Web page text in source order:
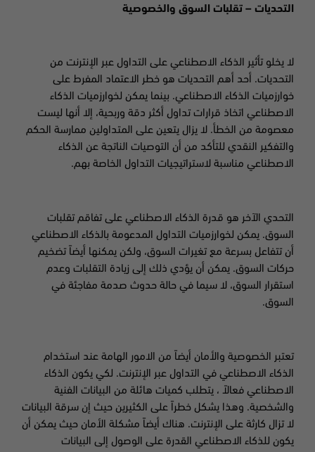
التحديات – تقلبات السوق والخصوصية
لا يخلو تأثير الذكاء الاصطناعي على التداول عبر الإنترنت من
التحديات. أحد أهم التحديات هو خطر الاعتماد المفرط على
خوارزميات الذكاء الاصطناعي. بينما يمكن لخوارزميات الذكاء
الاصطناعي اتخاذ قرارات تداول أكثر دقة وربحية، إلا أنها ليست
معصومة من الخطأ. لا يزال يتعين على المتداولين ممارسة الحكم
والتفكير النقدي للتأكد من أن التوصيات الناتجة عن الذكاء
الاصطناعي مناسبة لاستراتيجيات التداول الخاصة بهم.
التحدي الآخر هو قدرة الذكاء الاصطناعي على تفاقم تقلبات
السوق. يمكن لخوارزميات التداول المدعومة بالذكاء الاصطناعي
أن تتفاعل بسرعة مع تغيرات السوق، ولكن يمكنها أيضاً تضخيم
حركات السوق. يمكن أن يؤدي ذلك إلى زيادة التقلبات وعدم
استقرار السوق، لا سيما في حالة حدوث صدمة مفاجئة في
السوق.
تعتبر الخصوصية والأمان أيضاً من الامور الهامة عند استخدام
الذكاء الاصطناعي في التداول عبر الإنترنت. لكي يكون الذكاء
الاصطناعي فعالاً ، يتطلب كميات هائلة من البيانات الفنية
والشخصية. وهذا يشكل خطراً على الكثيرين حيث إن سرقة البيانات
لا تزال كارثة على الإنترنت. هناك أيضاً مشكلة الأمان حيث يمكن أن
يكون للذكاء الاصطناعي القدرة على الوصول إلى البيانات